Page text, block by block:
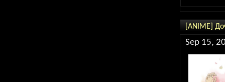
[ANIME]
Sep 15,